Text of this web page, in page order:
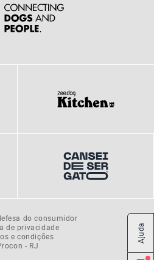
do consumidor
de privacidade
e condições
- RJ
Ajuda